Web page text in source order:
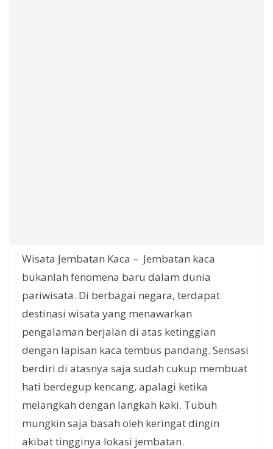
Wisata Jembatan Kaca – Jembatan kaca
bukanlah fenomena baru dalam dunia
pariwisata. Di berbagai negara, terdapat
destinasi wisata yang menawarkan
pengalaman berjalan di atas ketinggian
dengan lapisan kaca tembus pandang. Sensasi
berdiri di atasnya saja sudah cukup membuat
hati berdegup kencang, apalagi ketika
melangkah dengan langkah kaki. Tubuh
mungkin saja basah oleh keringat dingin
akibat tingginya lokasi jembatan.